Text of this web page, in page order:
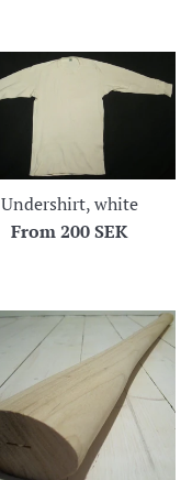
Undershirt, white
From200 SEK